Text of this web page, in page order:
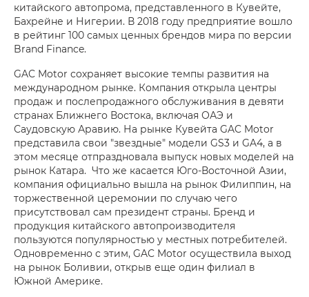
китайского автопрома, представленного в Кувейте,
Бахрейне и Нигерии. В 2018 году предприятие вошло
в рейтинг 100 самых ценных брендов мира по версии
Brand Finance.
GAC Motor сохраняет высокие темпы развития на
международном рынке. Компания открыла центры
продаж и послепродажного обслуживания в девяти
странах Ближнего Востока, включая ОАЭ и
Саудовскую Аравию. На рынке Кувейта GAC Motor
представила свои "звездные" модели GS3 и GA4, а в
этом месяце отпраздновала выпуск новых моделей на
рынок Катара. Что же касается Юго-Восточной Азии,
компания официально вышла на рынок Филиппин, на
торжественной церемонии по случаю чего
присутствовал сам президент страны. Бренд и
продукция китайского автопроизводителя
пользуются популярностью у местных потребителей.
Одновременно с этим, GAC Motor осуществила выход
на рынок Боливии, открыв еще один филиал в
Южной Америке.